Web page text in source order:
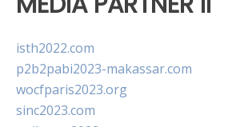
isth2022.com
p2b2pabi2023-makassar.com
wocfparis2023.org
sinc2023.com